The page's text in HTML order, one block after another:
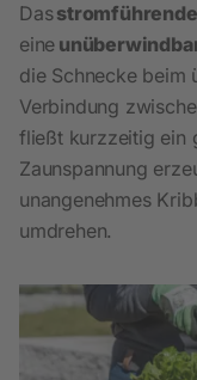
Das
eine
die Schnecke beim
Verbindung
fließt kurzzeitig ein
Zaunspannung
unangenehmes
umdrehen.